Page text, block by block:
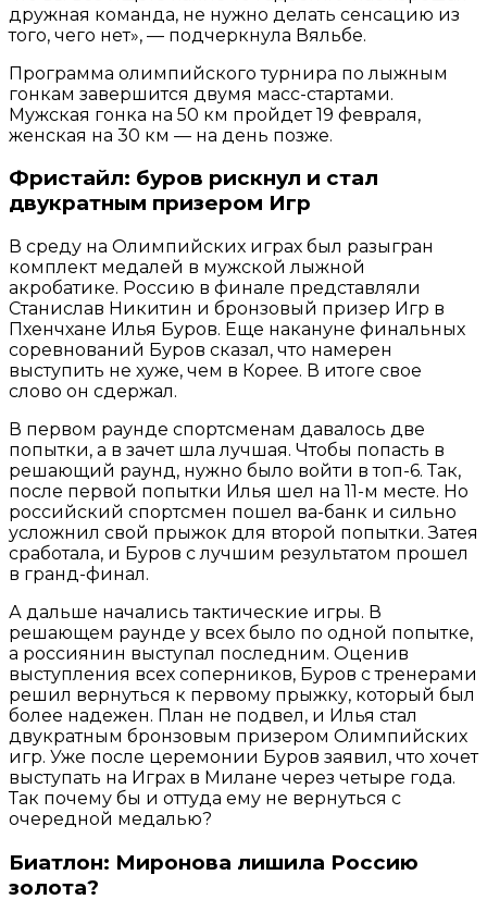
дружная команда, не нужно делать сенсацию из
того, чего нет», — подчеркнула Вяльбе.
Программа олимпийского турнира по лыжным
гонкам завершится двумя масс-стартами.
Мужская гонка на 50 км пройдет 19 февраля,
женская на 30 км — на день позже.
Фристайл: буров рискнул и стал
двукратным призером Игр
В среду на Олимпийских играх был разыгран
комплект медалей в мужской лыжной
акробатике. Россию в финале представляли
Станислав Никитин и бронзовый призер Игр в
Пхенчхане Илья Буров. Еще накануне финальных
соревнований Буров сказал, что намерен
выступить не хуже, чем в Корее. В итоге свое
слово он сдержал.
В первом раунде спортсменам давалось две
попытки, а в зачет шла лучшая. Чтобы попасть в
решающий раунд, нужно было войти в топ-6. Так,
после первой попытки Илья шел на 11-м месте. Но
российский спортсмен пошел ва-банк и сильно
усложнил свой прыжок для второй попытки. Затея
сработала, и Буров с лучшим результатом прошел
в гранд-финал.
А дальше начались тактические игры. В
решающем раунде у всех было по одной попытке,
а россиянин выступал последним. Оценив
выступления всех соперников, Буров с тренерами
решил вернуться к первому прыжку, который был
более надежен. План не подвел, и Илья стал
двукратным бронзовым призером Олимпийских
игр. Уже после церемонии Буров заявил, что хочет
выступать на Играх в Милане через четыре года.
Так почему бы и оттуда ему не вернуться с
очередной медалью?
Биатлон: Миронова лишила Россию
золота?